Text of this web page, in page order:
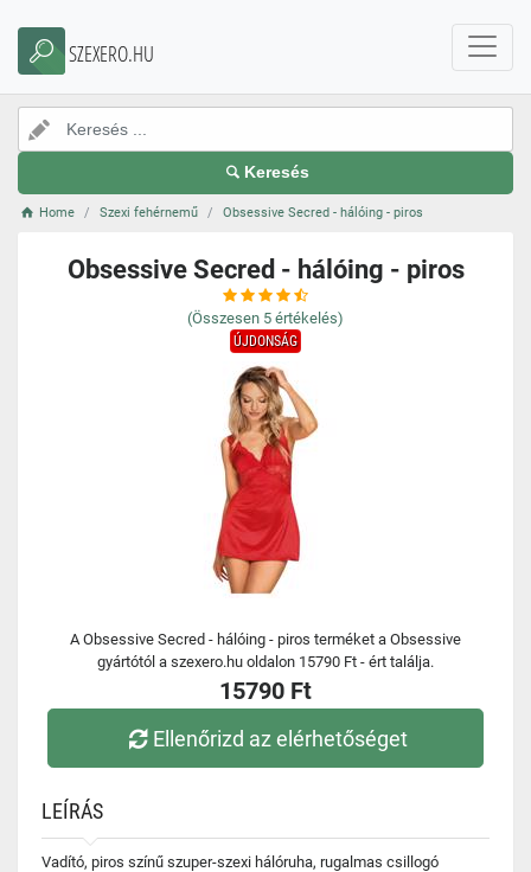
SZEXERO.HU
Keresés
Home Szexi fehérnemű Obsessive Secred - hálóing - piros
Obsessive Secred - hálóing - piros
(Összesen 5 értékelés)
ÚJDONSÁG
A Obsessive Secred - hálóing - piros terméket a Obsessive
gyártótól a szexero.hu oldalon 15790 Ft - ért találja.
15790 Ft
Ellenőrizd az elérhetőséget
LEÍRÁS
Vadító, piros színű szuper-szexi hálóruha, rugalmas csillogó